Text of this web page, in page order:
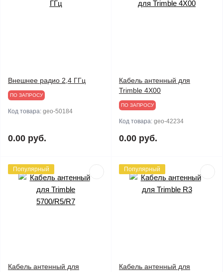
Внешнее радио 2,4 ГГц
ПО ЗАПРОСУ
Код товара: geo-50184
0.00 руб.
Кабель антенный для
Trimble 4X00
ПО ЗАПРОСУ
Код товара: geo-42234
0.00 руб.
Популярный
Кабель антенный для
Популярный
Кабель антенный для